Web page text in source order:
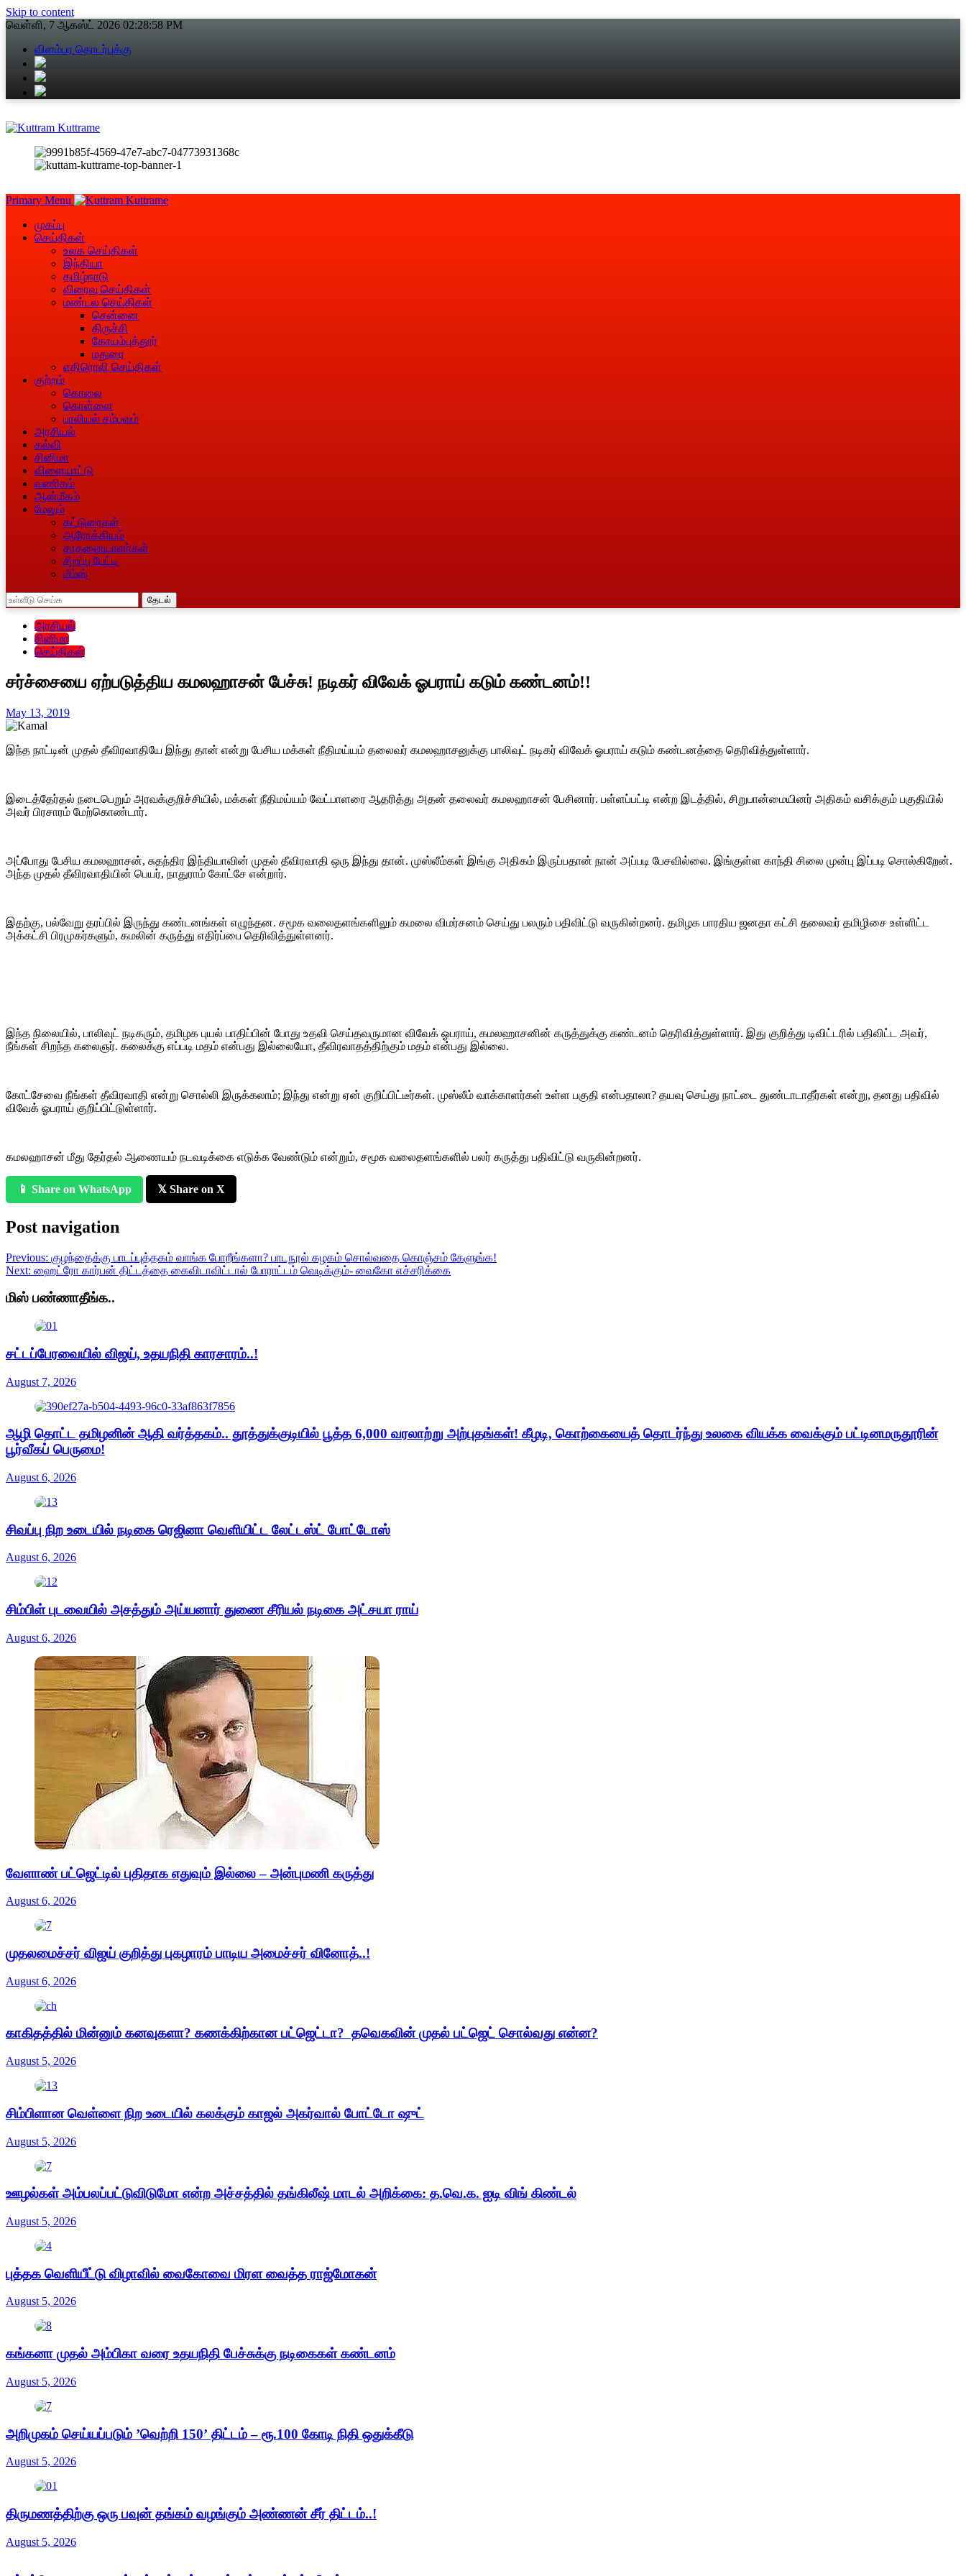
Skip to content
வெள்ளி, 7 ஆகஸ்ட் 2026 02:28:59 PM
விளம்பர தொடர்புக்கு
Primary Menu
முகப்பு
செய்திகள்
உலக செய்திகள்
இந்தியா
தமிழ்நாடு
விரைவு செய்திகள்
மண்டல செய்திகள்
சென்னை
திருச்சி
கோயம்புத்தூர்
மதுரை
எதிரொலி செய்திகள்
குற்றம்
கொலை
கொள்ளை
பாலியல் சம்பவம்
அரசியல்
கல்வி
சினிமா
விளையாட்டு
வணிகம்
ஆன்மீகம்
மேலும்
கட்டுரைகள்
ஆரோக்கியம்
சாதனையாளா்கள்
சிறப்பு பேட்டி
மீம்ஸ்
தேடல்
அரசியல்
சினிமா
செய்திகள்
சர்ச்சையை ஏற்படுத்திய கமலஹாசன் பேச்சு! நடிகர் விவேக் ஓபராய் கடும் கண்டனம்!!
May 13, 2019
இந்த நாட்டின் முதல் தீவிரவாதியே இந்து தான் என்று பேசிய மக்கள் நீதிமய்யம் தலைவர் கமலஹாசனுக்கு பாலிவுட் நடிகர் விவேக் ஓபராய் கடும் கண்டனத்தை தெரிவித்துள்ளார்.
இடைத்தேர்தல் நடைபெறும் அரவக்குறிச்சியில், மக்கள் நீதிமய்யம் வேட்பாளரை ஆதரித்து அதன் தலைவர் கமலஹாசன் பேசினார். பள்ளப்பட்டி என்ற இடத்தில், சிறுபான்மையினர் அதிகம் வசிக்கும் பகுதியில்
அவர் பிரசாரம் மேற்கொண்டார்.
அப்போது பேசிய கமலஹாசன், சுதந்திர இந்தியாவின் முதல் தீவிரவாதி ஒரு இந்து தான். முஸ்லீம்கள் இங்கு அதிகம் இருப்பதான் நான் அப்படி பேசவில்லை. இங்குள்ள காந்தி சிலை முன்பு இப்படி சொல்கிறேன்.
அந்த முதல் தீவிரவாதியின் பெயர், நாதுராம் கோட்சே என்றார்.
இதற்கு, பல்வேறு தரப்பில் இருந்து கண்டனங்கள் எழுந்தன. சமூக வலைதளங்களிலும் கமலை விமர்சனம் செய்து பலரும் பதிவிட்டு வருகின்றனர். தமிழக பாரதிய ஜனதா கட்சி தலைவர் தமிழிசை உள்ளிட்ட
அக்கட்சி பிரமுகர்களும், கமலின் கருத்து எதிர்ப்பை தெரிவித்துள்ளனர்.
இந்த நிலையில், பாலிவுட் நடிகரும், தமிழக புயல் பாதிப்பின் போது உதவி செய்தவருமான விவேக் ஓபராய், கமலஹாசனின் கருத்துக்கு கண்டனம் தெரிவித்துள்ளார். இது குறித்து டிவிட்டரில் பதிவிட்ட அவர்,
நீங்கள் சிறந்த கலைஞர். கலைக்கு எப்படி மதம் என்பது இல்லையோ, தீவிரவாதத்திற்கும் மதம் என்பது இல்லை.
கோட்சேவை நீங்கள் தீவிரவாதி என்று சொல்லி இருக்கலாம்; இந்து என்று ஏன் குறிப்பிட்டீர்கள். முஸ்லீம் வாக்காளர்கள் உள்ள பகுதி என்பதாலா? தயவு செய்து நாட்டை துண்டாடாதீர்கள் என்று, தனது பதிவில்
விவேக் ஓபராய் குறிப்பிட்டுள்ளார்.
கமலஹாசன் மீது தேர்தல் ஆணையம் நடவடிக்கை எடுக்க வேண்டும் என்றும், சமூக வலைதளங்களில் பலர் கருத்து பதிவிட்டு வருகின்றனர்.
📱 Share on WhatsApp 𝕏 Share on X
Post navigation
Previous: குழந்தைக்கு பாடப்புத்தகம் வாங்க போறீங்களா? பாடநூல் கழகம் சொல்வதை கொஞ்சம் கேளுங்க!
Next: ஹைட்ரோ கார்பன் திட்டத்தை கைவிடாவிட்டால் போராட்டம் வெடிக்கும்- வைகோ எச்சரிக்கை
மிஸ் பண்ணாதீங்க..
சட்டப்பேரவையில் விஜய், உதயநிதி காரசாரம்..!
August 7, 2026
ஆழி தொட்ட தமிழனின் ஆதி வர்த்தகம்.. தூத்துக்குடியில் பூத்த 6,000 வரலாற்று அற்புதங்கள்! கீழடி, கொற்கையைத் தொடர்ந்து உலகை வியக்க வைக்கும் பட்டினமருதூரின்
பூர்வீகப் பெருமை!
August 6, 2026
சிவப்பு நிற உடையில் நடிகை ரெஜினா வெளியிட்ட லேட்டஸ்ட் போட்டோஸ்
August 6, 2026
சிம்பிள் புடவையில் அசத்தும் அய்யனார் துணை சீரியல் நடிகை அட்சயா ராய்
August 6, 2026
வேளாண் பட்ஜெட்டில் புதிதாக எதுவும் இல்லை – அன்புமணி கருத்து
August 6, 2026
முதலமைச்சர் விஜய் குறித்து புகழாரம் பாடிய அமைச்சர் வினோத்..!
August 6, 2026
காகிதத்தில் மின்னும் கனவுகளா? கணக்கிற்கான பட்ஜெட்டா? தவெகவின் முதல் பட்ஜெட் சொல்வது என்ன?
August 5, 2026
சிம்பிளான வெள்ளை நிற உடையில் கலக்கும் காஜல் அகர்வால் போட்டோ ஷுட்
August 5, 2026
ஊழல்கள் அம்பலப்பட்டுவிடுமோ என்ற அச்சத்தில் தங்கிலீஷ் மாடல் அறிக்கை: த.வெ.க. ஐடி விங் கிண்டல்
August 5, 2026
புத்தக வெளியீட்டு விழாவில் வைகோவை மிரள வைத்த ராஜ்மோகன்
August 5, 2026
கங்கனா முதல் அம்பிகா வரை உதயநிதி பேச்சுக்கு நடிகைகள் கண்டனம்
August 5, 2026
அறிமுகம் செய்யப்படும் ’வெற்றி 150’ திட்டம் – ரூ.100 கோடி நிதி ஒதுக்கீடு
August 5, 2026
திருமணத்திற்கு ஒரு பவுன் தங்கம் வழங்கும் அண்ணன் சீர் திட்டம்..!
August 5, 2026